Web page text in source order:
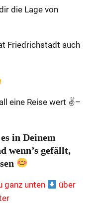
die Lage von
Friedrichstadt auch
eine Reise wert ✌–
in Deinem
wenn’s gefällt,
ganz unten
über